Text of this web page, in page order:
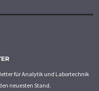
für Analytik und Labortechnik
neuesten Stand.